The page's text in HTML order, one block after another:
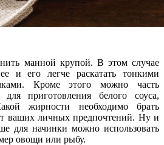
манной крупой. В этом случае
и его легче раскатать тонкими
Кроме этого можно часть
для приготовления белого соуса,
жирности необходимо брать
ваших личных предпочтений. Ну и
для начинки можно использовать
овощи или рыбу.